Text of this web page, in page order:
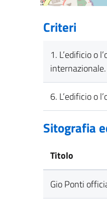
Criteri
1. L’edificio o
internazionale.
6. L’edificio o
Sitografia
Titolo
Gio Ponti